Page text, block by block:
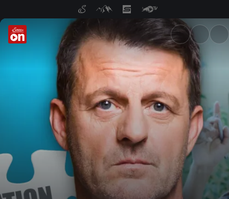
ServusTV On: Livestreams,